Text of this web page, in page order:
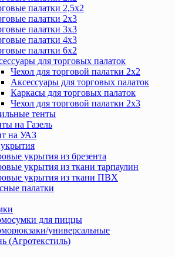
палатки 2,5х2
палатки 2х3
палатки 3х3
палатки 4х3
палатки 6х2
для торговых палаток
Чехол для торговой палатки 2х2
Аксессуары для торговых палаток
Каркасы для торговых палаток
Чехол для торговой палатки 2х3
тенты
на Газель
на УАЗ
укрытия из брезента
укрытия из ткани тарпаулин
укрытия из ткани ПВХ
палатки
для пиццы
универсальные
(Агротекстиль)